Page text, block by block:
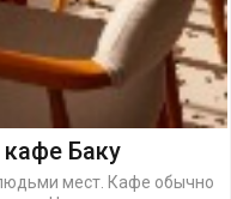
Баку
мест. Кафе обычно